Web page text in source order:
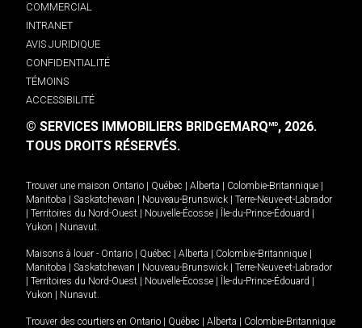
COMMERCIAL
INTRANET
AVIS JURIDIQUE
CONFIDENTIALITÉ
TÉMOINS
ACCESSIBILITÉ
© SERVICES IMMOBILIERS BRIDGEMARQMD, 2026.
TOUS DROITS RÉSERVÉS.
Trouver une maison Ontario Québec Alberta Colombie-Britannique
Manitoba
Saskatchewan Nouveau-Brunswick
Terre-Neuve-et-Labrador
Territoires du Nord-Ouest Nouvelle-Écosse Île-du-Prince-Édouard
Yukon
Nunavut.
Maisons à louer - Ontario Québec Alberta Colombie-Britannique
Manitoba
Saskatchewan Nouveau-Brunswick
Terre-Neuve-et-Labrador
Territoires du Nord-Ouest Nouvelle-Écosse Île-du-Prince-Édouard
Yukon
Nunavut.
Trouver des courtiers en Ontario Québec Alberta
Colombie-Britannique